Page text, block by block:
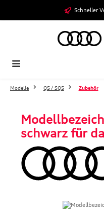
Zum Hauptinhalt springen Schneller
Modelle Q5 / SQ5 Zubehör
schwarz für
Bildergalerie überspringen